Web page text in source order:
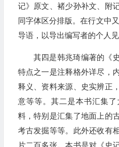
记》原文、褚少孙补文、附
同字体区分排版。在行文中又
导语，以导出编写者的个人
其四是韩兆琦编著的《
特点之一是注释格外详尽，
释义、资料来源、史实辨正
意等等。其二是本书汇集
料，特别是汇集了地面上的
考古发掘等等。此外还收有
片二百多张。本书是对《史